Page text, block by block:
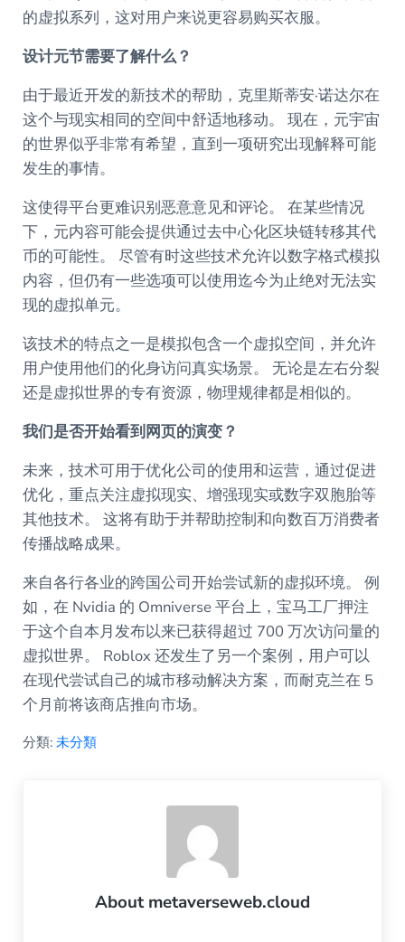
的虚拟系列，这对用户来说更容易购买衣服。
设计元节需要了解什么？
由于最近开发的新技术的帮助，克里斯蒂安·诺达尔在
这个与现实相同的空间中舒适地移动。 现在，元宇宙
的世界似乎非常有希望，直到一项研究出现解释可能
发生的事情。
这使得平台更难识别恶意意见和评论。 在某些情况
下，元内容可能会提供通过去中心化区块链转移其代
币的可能性。 尽管有时这些技术允许以数字格式模拟
内容，但仍有一些选项可以使用迄今为止绝对无法实
现的虚拟单元。
该技术的特点之一是模拟包含一个虚拟空间，并允许
用户使用他们的化身访问真实场景。 无论是左右分裂
还是虚拟世界的专有资源，物理规律都是相似的。
我们是否开始看到网页的演变？
未来，技术可用于优化公司的使用和运营，通过促进
优化，重点关注虚拟现实、增强现实或数字双胞胎等
其他技术。 这将有助于并帮助控制和向数百万消费者
传播战略成果。
来自各行各业的跨国公司开始尝试新的虚拟环境。 例
如，在 Nvidia 的 Omniverse 平台上，宝马工厂押注
于这个自本月发布以来已获得超过 700 万次访问量的
虚拟世界。 Roblox 还发生了另一个案例，用户可以
在现代尝试自己的城市移动解决方案，而耐克兰在 5
个月前将该商店推向市场。
分類: 未分類
Aboutmetaverseweb.cloud